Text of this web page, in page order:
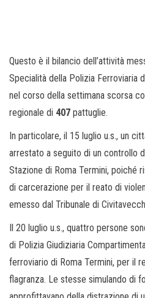
Questo è il bilancio dell’attività
Specialità della Polizia Ferroviaria
nel corso della settimana scorsa
regionale di 407 pattuglie.
In particolare, il 15 luglio u.s., un
arrestato a seguito di un controllo
Stazione di Roma Termini, poiché
di carcerazione per il reato di
emesso dal Tribunale di
Il 20 luglio u.s., quattro persone
di Polizia Giudiziaria
ferroviario di Roma Termini, per il
flagranza. Le stesse simulando di